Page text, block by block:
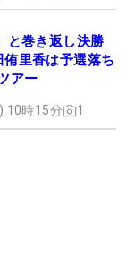
と巻き返し決勝
里香は予選落ち
アー
10時15分 1